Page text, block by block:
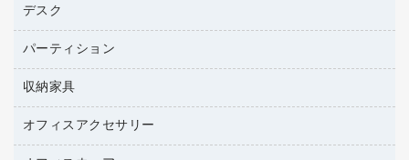
コピートナー
その他コピー用紙・プリンタ用紙
コピー用紙
ネットワーク／ＬＡＮ機器
ネットワーク／ＬＡＮアクセサリー
セキュリティ用品
ファクシミリ
デジタルカメラ
スキャナー
コピー機
ＣＤ－Ｒ
メディア収納用品
応接イス・ベンチ
オフィスチェア
デスク
ミーティングテーブル
デスク
カウンター
パーティション
ホワイトボード・黒板
収納家具
保管庫・書庫
オフィスアクセサリー